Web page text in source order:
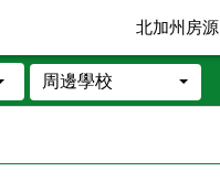
北加州房源
周邊學校